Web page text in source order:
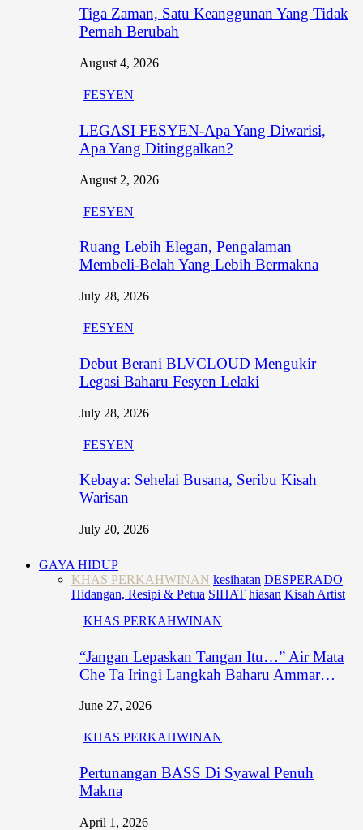
Tiga Zaman, Satu Keanggunan Yang Tidak
Pernah Berubah
August 4, 2026
FESYEN
LEGASI FESYEN-Apa Yang Diwarisi,
Apa Yang Ditinggalkan?
August 2, 2026
FESYEN
Ruang Lebih Elegan, Pengalaman
Membeli-Belah Yang Lebih Bermakna
July 28, 2026
FESYEN
Debut Berani BLVCLOUD Mengukir
Legasi Baharu Fesyen Lelaki
July 28, 2026
FESYEN
Kebaya: Sehelai Busana, Seribu Kisah
Warisan
July 20, 2026
GAYA HIDUP
KHAS PERKAHWINAN kesihatan DESPERADO
Hidangan, Resipi & Petua SIHAT hiasan Kisah Artist
KHAS PERKAHWINAN
“Jangan Lepaskan Tangan Itu…” Air Mata
Che Ta Iringi Langkah Baharu Ammar…
June 27, 2026
KHAS PERKAHWINAN
Pertunangan BASS Di Syawal Penuh
Makna
April 1, 2026